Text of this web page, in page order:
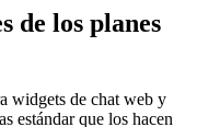
de los planes
widgets de chat web y
estándar que los hacen